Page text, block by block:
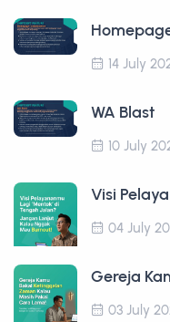
14 July
WA Blast
10 July
Visi
04 July
Gereja
03 July